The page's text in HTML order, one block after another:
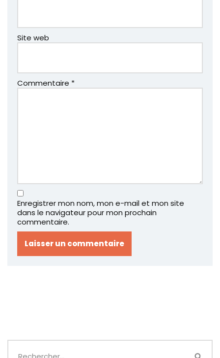
Site web
Commentaire *
Enregistrer mon nom, mon e-mail et mon site
dans le navigateur pour mon prochain
commentaire.